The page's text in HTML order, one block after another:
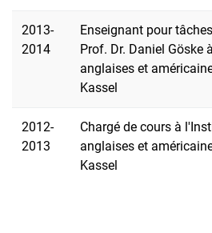
2013-
2014
Enseignant pour
Prof. Dr. Daniel Göske
anglaises et
Kassel
2012-
2013
Chargé de cours à
anglaises et
Kassel